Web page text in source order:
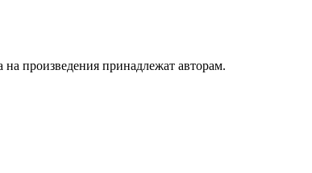
произведения принадлежат авторам.